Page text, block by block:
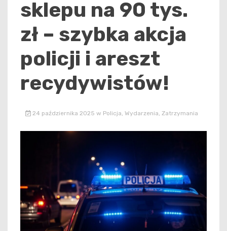
sklepu na 90 tys.
zł – szybka akcja
policji i areszt
recydywistów!
24 października 2025 w Policja, Wydarzenia, Zatrzymania